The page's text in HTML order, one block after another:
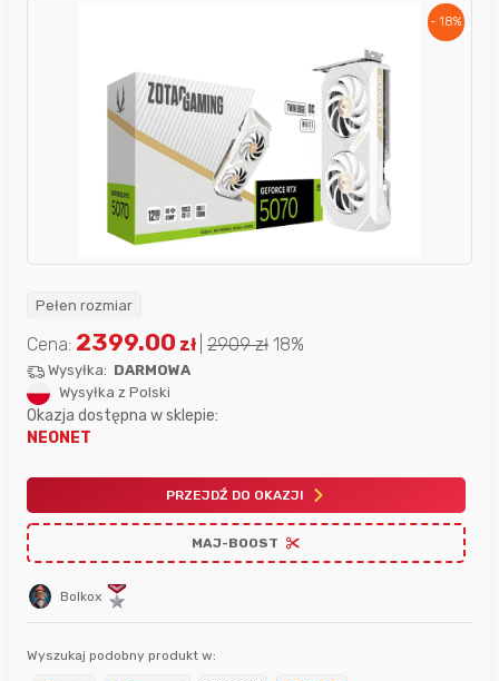
- 18%
Pełen rozmiar
Bolkox
Cena: 2399.00 zł 2909zł 18%
Wysyłka: DARMOWA
Wysyłka z Polski
Okazja dostępna w sklepie:
NEONET
PRZEJDŹ DO OKAZJI
MAJ-BOOST
Wyszukaj podobny produkt w: